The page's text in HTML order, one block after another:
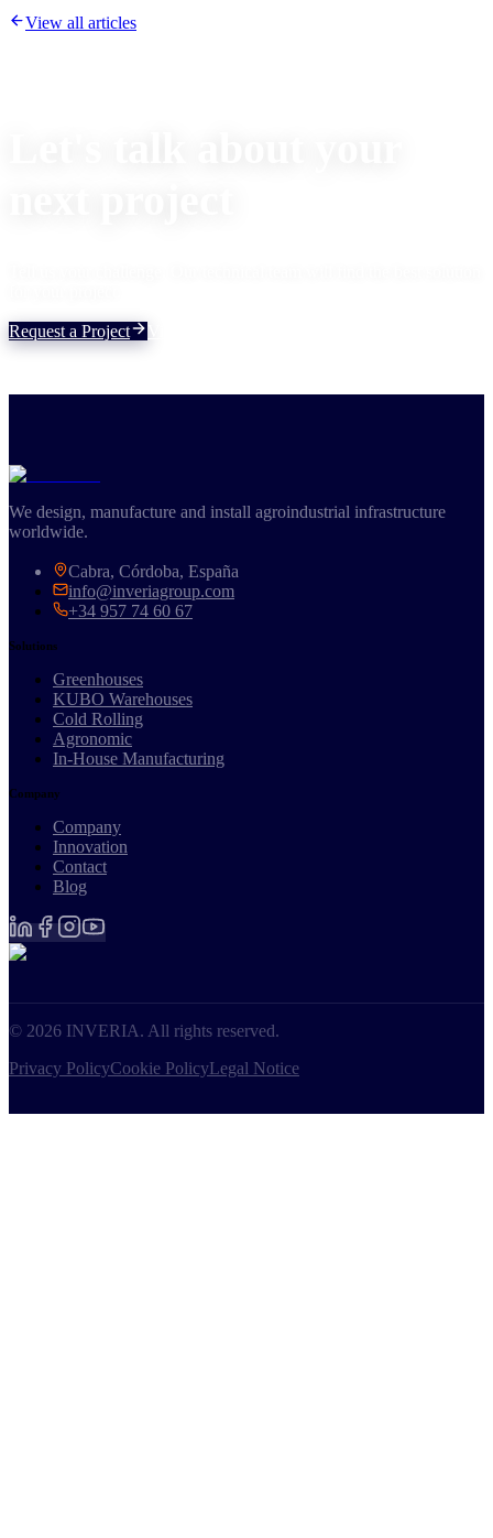
View all articles
Request a Project
We design, manufacture and install agroindustrial infrastructure
worldwide.
Cabra, Córdoba, España
info@inveriagroup.com
+34 957 74 60 67
Solutions
Greenhouses
KUBO Warehouses
Cold Rolling
Agronomic
In-House Manufacturing
Company
Company
Innovation
Contact
Blog
© 2026 INVERIA. All rights reserved.
Privacy PolicyCookie PolicyLegal Notice